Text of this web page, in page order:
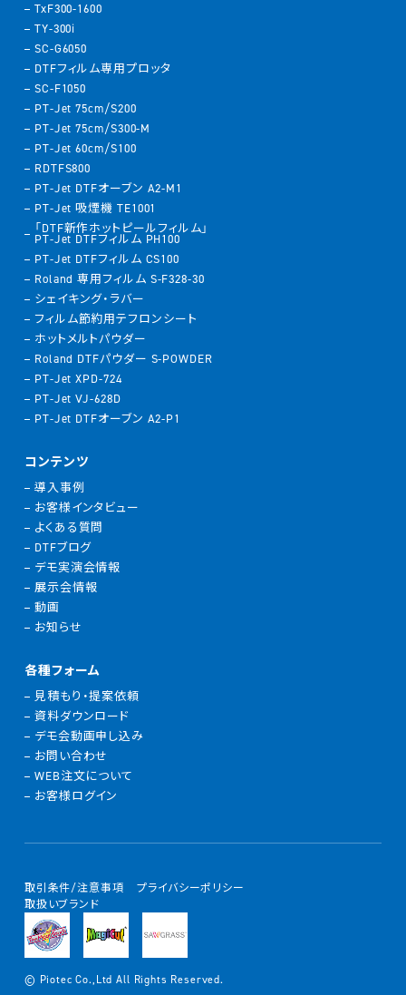
TxF300-1600
TY-300i
SC-G6050
DTFフィルム専用プロッタ
SC-F1050
PT-Jet 75cm/S200
PT-Jet 75cm/S300-M
PT-Jet 60cm/S100
RDTFS800
PT-Jet DTFオーブン A2-M1
PT-Jet 吸煙機 TE1001
「DTF新作ホットピールフィルム」
PT-Jet DTFフィルム PH100
PT-Jet DTFフィルム CS100
Roland 専用フィルム S-F328-30
シェイキング・ラバー
フィルム節約用テフロンシート
ホットメルトパウダー
Roland DTFパウダー S-POWDER
PT-Jet XPD-724
PT-Jet VJ-628D
PT-Jet DTFオーブン A2-P1
コンテンツ
導入事例
お客様インタビュー
よくある質問
DTFブログ
デモ実演会情報
展示会情報
動画
お知らせ
各種フォーム
見積もり・提案依頼
資料ダウンロード
デモ会動画申し込み
お問い合わせ
WEB注文について
お客様ログイン
取引条件/注意事項
プライバシーポリシー
取扱いブランド
© Piotec Co.,Ltd All Rights Reserved.